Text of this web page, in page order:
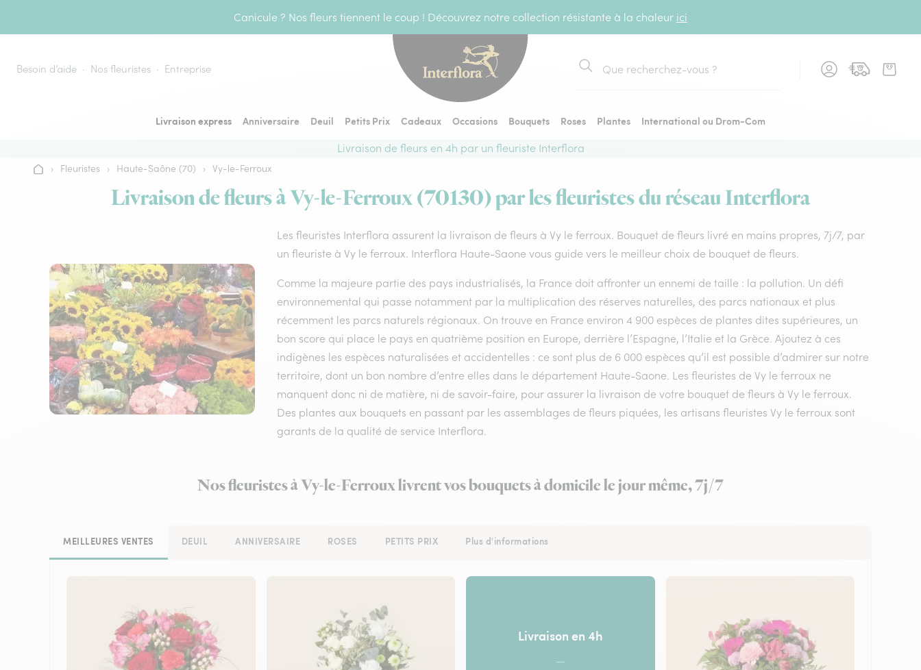
Canicule ? Nos fleurs tiennent le coup ! Découvrez notre collection résistante à la chaleur ici
Besoin d’aide Nos fleuristes Entreprise
Rechercher
Livraison express Anniversaire Deuil Petits Prix Cadeaux Occasions Bouquets Roses Plantes
International ou Drom-Com
Livraison de fleurs en 4h par un fleuriste Interflora
Accueil
› Fleuristes › Haute-Saône (70) › Vy-le-Ferroux
Livraison de fleurs à Vy-le-Ferroux (70130) par les fleuristes du réseau Interflora
Les fleuristes Interflora assurent la livraison de fleurs à Vy le ferroux. Bouquet de fleurs livré en mains propres, 7j/7, par
un fleuriste à Vy le ferroux. Interflora Haute-Saone vous guide vers le meilleur choix de bouquet de fleurs.
Comme la majeure partie des pays industrialisés, la France doit affronter un ennemi de taille : la pollution. Un défi
environnemental qui passe notamment par la multiplication des réserves naturelles, des parcs nationaux et plus
récemment les parcs naturels régionaux. On trouve en France environ 4 900 espèces de plantes dites supérieures, un
bon score qui place le pays en quatrième position en Europe, derrière l’Espagne, l’Italie et la Grèce. Ajoutez à ces
indigènes les espèces naturalisées et accidentelles : ce sont plus de 6 000 espèces qu’il est possible d’admirer sur notre
territoire, dont un bon nombre d’entre elles dans le département Haute-Saone. Les fleuristes de Vy le ferroux ne
manquent donc ni de matière, ni de savoir-faire, pour assurer la livraison de votre bouquet de fleurs à Vy le ferroux.
Des plantes aux bouquets en passant par les assemblages de fleurs piquées, les artisans fleuristes Vy le ferroux sont
garants de la qualité de service Interflora.
Nos fleuristes à Vy-le-Ferroux livrent vos bouquets à domicile le jour même, 7j/7
MEILLEURES VENTES DEUIL ANNIVERSAIRE ROSES PETITS PRIX Plus d'informations
Livraison en 4h
—